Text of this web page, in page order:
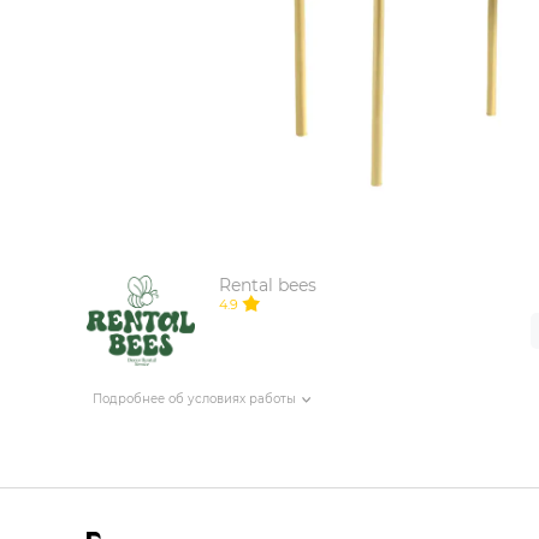
Rental bees
4.9
Подробнее об условиях работы